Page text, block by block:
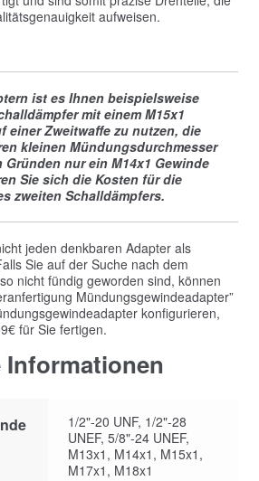
aufweisen.
ist es Ihnen beispielsweise
mit einem M15x1
einer Zweitwaffe zu nutzen, die
kleinen Mündungsdurchmesser
Gründen nur ein M14x1 Gewinde
Sie sich die Kosten für die
zweiten Schalldämpfers.
jeden denkbaren Adapter als
Sie auf der Suche nach dem
nicht fündig geworden sind, können
Mündungsgewindeadapter”
konfigurieren,
für Sie fertigen.
1/2"-20 UNF, 1/2"-28
UNEF, 5/8"-24 UNEF,
M13x1, M14x1, M15x1,
M17x1, M18x1